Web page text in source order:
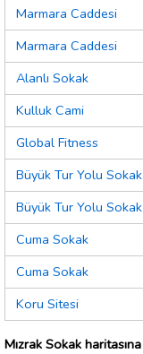
Marmara Caddesi
Marmara Caddesi
Alanlı Sokak
Kulluk Cami
Global Fitness
Büyük Tur Yolu Sokak
Büyük Tur Yolu Sokak
Cuma Sokak
Cuma Sokak
Koru Sitesi
Mızrak Sokak haritasına